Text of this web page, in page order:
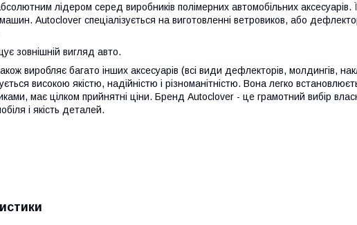
лідером серед виробників полімерних автомобільних аксесуарів.
Autoclover спеціалізується на виготовленні ветровиков, або
зовнішній вигляд авто.
виробляє багато інших аксесуарів (всі види дефлекторів, молдингів,
високою якістю, надійністю і різноманітністю. Вона легко
має цілком прийнятні ціни. Бренд Autoclover - це грамотний вибір
і якість деталей.